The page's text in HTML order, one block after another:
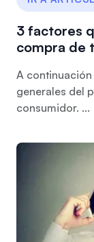
3 factores
compra de
A
generales del
consumidor. ...